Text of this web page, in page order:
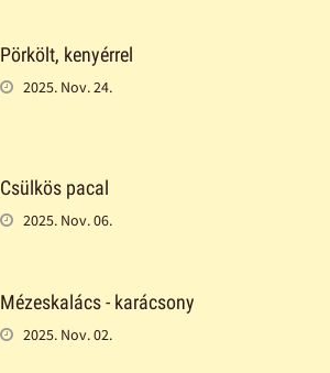
Pörkölt, kenyérrel
2025. Nov. 24.
Csülkös pacal
2025. Nov. 06.
Mézeskalács - karácsony
2025. Nov. 02.